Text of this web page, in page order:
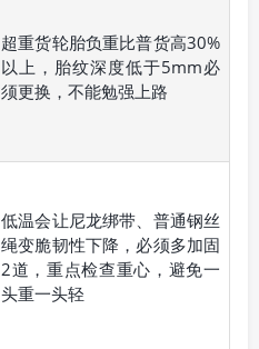
超重货轮胎负重比普货高30%
以上，胎纹深度低于5mm必
须更换，不能勉强上路
低温会让尼龙绑带、普通钢丝
绳变脆韧性下降，必须多加固
2道，重点检查重心，避免一
头重一头轻